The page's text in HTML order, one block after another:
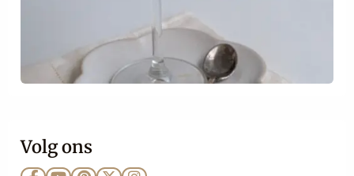
Volg ons